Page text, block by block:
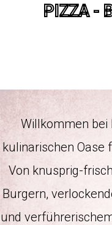
PIZZA -
Willkommen bei
kulinarischen Oase
Von knusprig-
Burgern,
und